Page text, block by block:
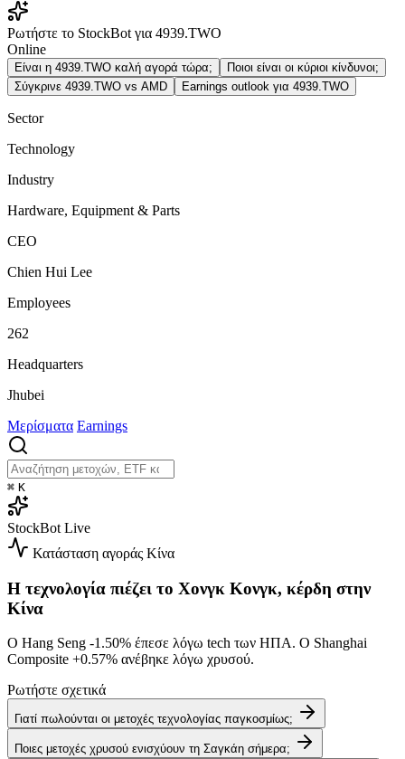
Ρωτήστε το StockBot για 4939.TWO
Online
Είναι η 4939.TWO καλή αγορά τώρα;
Ποιοι είναι οι κύριοι κίνδυνοι;
Σύγκρινε 4939.TWO vs AMD
Earnings outlook για 4939.TWO
Sector
Technology
Industry
Hardware, Equipment & Parts
CEO
Chien Hui Lee
Employees
262
Headquarters
Jhubei
Μερίσματα Earnings
⌘ K
StockBot Live
Κατάσταση αγοράς Κίνα
Η τεχνολογία πιέζει το Χονγκ Κονγκ, κέρδη στην
Κίνα
Ο Hang Seng -1.50% έπεσε λόγω tech των ΗΠΑ. Ο Shanghai
Composite +0.57% ανέβηκε λόγω χρυσού.
Ρωτήστε σχετικά
Γιατί πωλούνται οι μετοχές τεχνολογίας παγκοσμίως;
Ποιες μετοχές χρυσού ενισχύουν τη Σαγκάη σήμερα;